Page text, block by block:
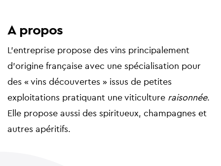
A propos
L’entreprise propose des vins principalement
d’origine française avec une spécialisation pour
des « vins découvertes » issus de petites
exploitations pratiquant une viticulture raisonnée.
Elle propose aussi des spiritueux, champagnes et
autres apéritifs.